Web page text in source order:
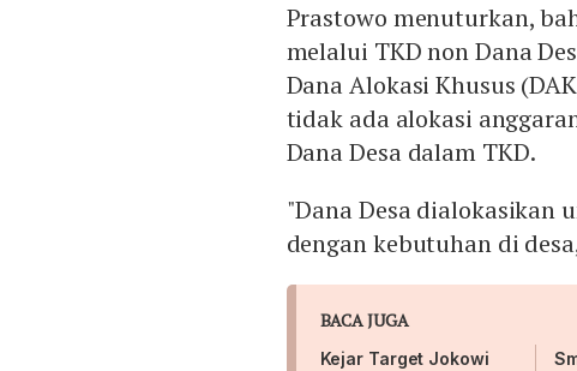
program peningkatan layanan
Prastowo menuturkan,
melalui TKD non Dana
Dana Alokasi Khusus
tidak ada alokasi
Dana Desa dalam TKD.
"Dana Desa dialokasikan
dengan kebutuhan di
BACA JUGA
Kejar Target Jokowi